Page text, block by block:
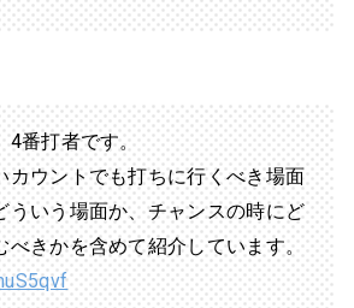
4番打者です。
カウントでも打ちに行くべき場面
ういう場面か、チャンスの時にど
べきかを含めて紹介しています。